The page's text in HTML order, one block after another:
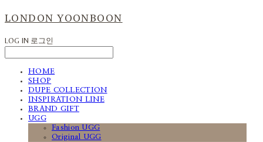
LONDON YOONBOON
LOG IN 로그인
HOME
SHOP
DUPE COLLECTION
INSPIRATION LINE
BRAND GIFT
UGG
Fashion UGG
Original UGG